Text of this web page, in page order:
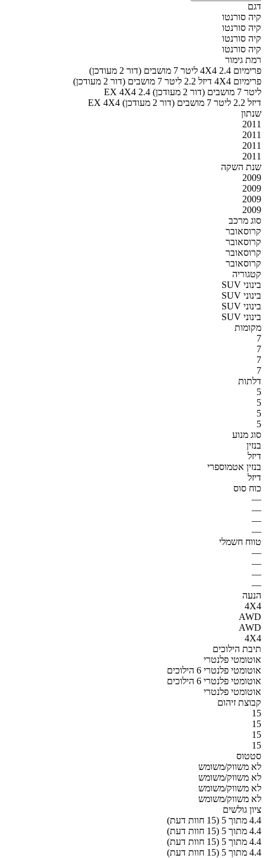
דגם
קיה סורנטו
קיה סורנטו
קיה סורנטו
קיה סורנטו
רמת גימור
פרימיום 4X4 2.4 ליטר 7 מושבים (דור 2 מעודכן)
פרימיום 4X4 דיזל 2.2 ליטר 7 מושבים (דור 2 מעודכן)
EX 4X4 2.4 ליטר 7 מושבים (דור 2 מעודכן)
EX 4X4 דיזל 2.2 ליטר 7 מושבים (דור 2 מעודכן)
שנתון
2011
2011
2011
2011
שנת השקה
2009
2009
2009
2009
סוג מרכב
קרוסאובר
קרוסאובר
קרוסאובר
קרוסאובר
קטגוריה
SUV בינוני
SUV בינוני
SUV בינוני
SUV בינוני
מקומות
7
7
7
7
דלתות
5
5
5
5
סוג מנוע
בנזין
דיזל
בנזין אטמוספרי
דיזל
כוח סוס
—
—
—
—
טווח חשמלי
—
—
—
—
הנעה
4X4
AWD
AWD
4X4
תיבת הילוכים
אוטומטי פלנטרי
אוטומטי פלנטרי 6 הילוכים
אוטומטי פלנטרי 6 הילוכים
אוטומטי פלנטרי
קבוצת זיהום
15
15
15
15
סטטוס
לא משווק/משומש
לא משווק/משומש
לא משווק/משומש
לא משווק/משומש
ציון גולשים
4.4 מתוך 5 (15 חוות דעת)
4.4 מתוך 5 (15 חוות דעת)
4.4 מתוך 5 (15 חוות דעת)
4.4 מתוך 5 (15 חוות דעת)